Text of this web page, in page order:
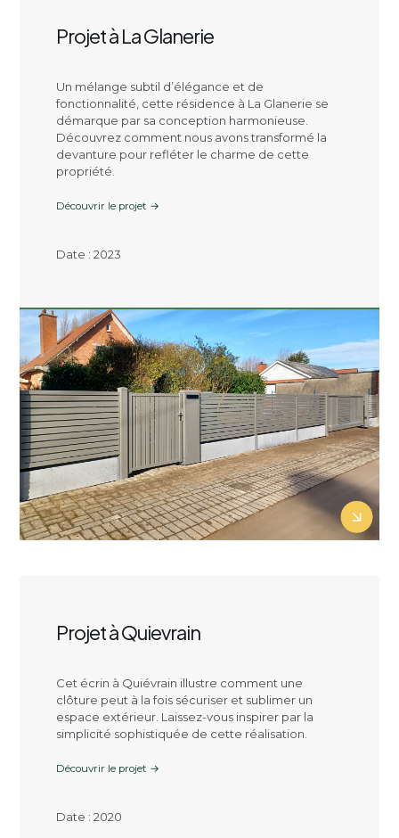
Projet à La Glanerie
Un mélange subtil d’élégance et de
fonctionnalité, cette résidence à La Glanerie se
démarque par sa conception harmonieuse.
Découvrez comment nous avons transformé la
devanture pour refléter le charme de cette
propriété.
Découvrir le projet →
Date : 2023
Click here
Projet à Quievrain
Cet écrin à Quiévrain illustre comment une
clôture peut à la fois sécuriser et sublimer un
espace extérieur. Laissez-vous inspirer par la
simplicité sophistiquée de cette réalisation.
Découvrir le projet →
Date : 2020